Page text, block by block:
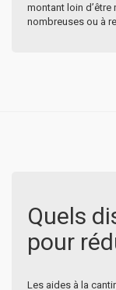
montant loin
nombreuses ou à
Quels
pour
Les aides à la